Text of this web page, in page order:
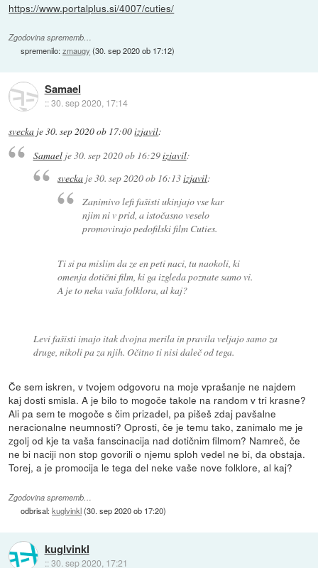
https://www.portalplus.si/4007/cuties/
Zgodovina sprememb…
spremenilo:zmaugy (30. sep 2020 ob 17:12)
Samael
::30. sep 2020, 17:14
svecka je30. sep 2020 ob 17:00izjavil:
Samaelje30. sep 2020 ob 16:29izjavil:
svecka je30. sep 2020 ob 16:13izjavil:
Zanimivo lefi fašisti ukinjajo vse kar
njim ni v prid, a istočasno veselo
promovirajo pedofilski film Cuties.
Ti si pa mislim da ze en peti naci, tu naokoli, ki
omenja dotični film, ki ga izgleda poznate samo vi.
A je to neka vaša folklora, al kaj?
Levi fašisti imajo itak dvojna merila in pravila veljajo samo za
druge, nikoli pa za njih. Očitno ti nisi daleč od tega.
Če sem iskren, v tvojem odgovoru na moje vprašanje ne najdem
kaj dosti smisla. A je bilo to mogoče takole na random v tri krasne?
Ali pa sem te mogoče s čim prizadel, pa pišeš zdaj pavšalne
neracionalne neumnosti? Oprosti, če je temu tako, zanimalo me je
zgolj od kje ta vaša fanscinacija nad dotičnim filmom? Namreč, če
ne bi naciji non stop govorili o njemu sploh vedel ne bi, da obstaja.
Torej, a je promocija le tega del neke vaše nove folklore, al kaj?
Zgodovina sprememb…
odbrisal:kuglvinkl(30. sep 2020 ob 17:20)
kuglvinkl
::30. sep 2020, 17:21